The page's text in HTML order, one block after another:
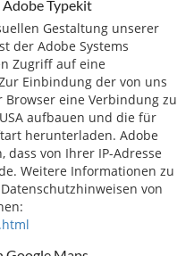
Typekit
Gestaltung unserer
der Adobe Systems
Zugriff auf eine
Einbindung der von uns
eine Verbindung zu
aufbauen und die für
herunterladen. Adobe
von Ihrer IP-Adresse
Weitere Informationen zu
von